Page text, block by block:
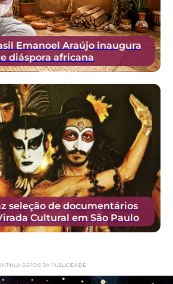
Emanoel Araújo inaugura
diáspora africana
seleção de documentários
Cultural em São Paulo
DEPOIS DA PUBLICIDADE